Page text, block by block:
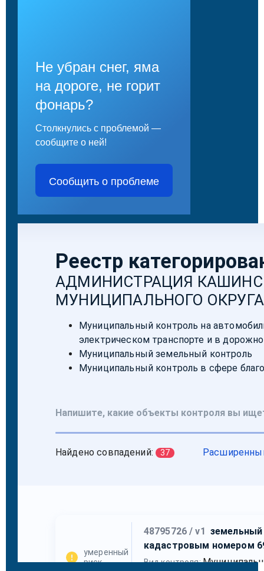
Не убран снег, яма
на дороге, не горит
фонарь?
Столкнулись с проблемой —
сообщите о ней!
Сообщить о проблеме